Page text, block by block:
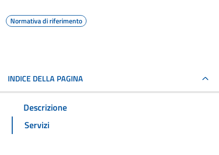
Normativa di riferimento
INDICE DELLA PAGINA
Descrizione
Servizi